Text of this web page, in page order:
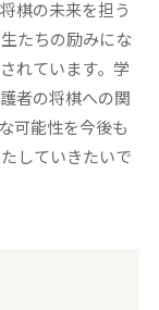
棋の未来を担う
たちの励みにな
れています。学
者の将棋への関
可能性を今後も
していきたいで